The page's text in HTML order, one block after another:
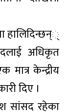
हालिदिन्छन््
अधिकृत
केन्द्रीय
दिए ।
सांसद रहेका